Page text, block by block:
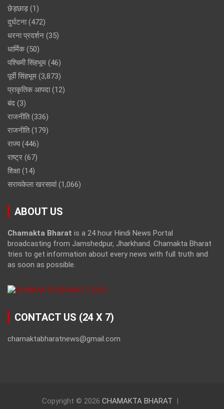
छेड़छाड़(1)
दुर्घटना(472)
धरना प्रदर्शन (35)
धार्मिक(50)
पश्चिमी सिंहभूम (46)
पूर्वी सिंहभूम (3,873)
प्राकृतिक आपदा(12)
बंद (3)
राजनीति(336)
राजनीति(179)
राज्य(446)
राष्ट्र (67)
शिक्षा(14)
सरायकेला खरसावां(1,066)
ABOUT US
Chamakta Bharat is a 24 hour Hindi News Portal
broadcasting from Jamshedpur, Jharkhand. Chamakta Bharat
tries to get information about every news with full truth and
as soon as possible.
CONTACT US (24 X 7)
chamaktabharatnews@gmail.com
Copyright © 2026 CHAMAKTA BHARAT